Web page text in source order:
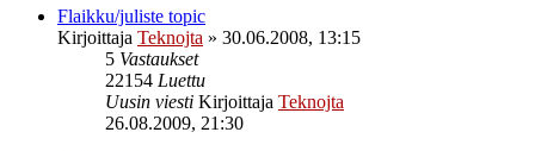
Flaikku/juliste topic
Kirjoittaja Teknojta » 30.06.2008, 13:15
5 Vastaukset
22154 Luettu
Uusin viesti Kirjoittaja Teknojta
26.08.2009, 21:30